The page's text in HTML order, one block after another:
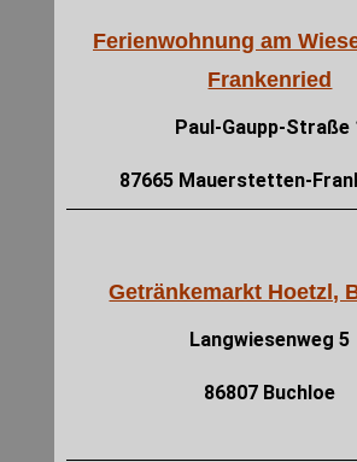
Ferienwohnung am
Frankenried
Paul-Gaupp-Straße
87665 Mauerstetten-
Getränkemarkt Hoetzl,
Langwiesenweg 5
86807 Buchloe